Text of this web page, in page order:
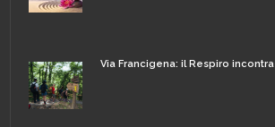
Via Francigena: il Respiro incontra